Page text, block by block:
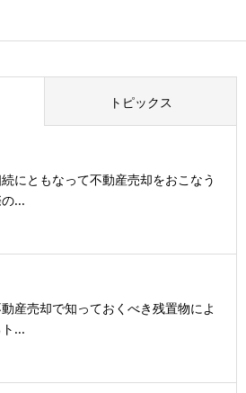
トピックス
にともなって不動産売却をおこなう
...
産売却で知っておくべき残置物によ
...